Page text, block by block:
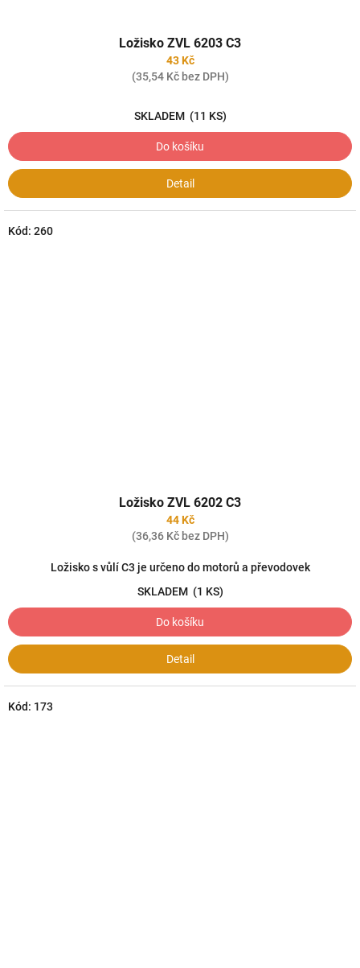
Ložisko ZVL 6203 C3
43 Kč
(35,54 Kč bez DPH)
SKLADEM (11 KS)
Do košíku
Detail
Ložisko ZVL 6202 C3
44 Kč
(36,36 Kč bez DPH)
Ložisko s vůlí C3 je určeno do motorů a převodovek
SKLADEM (1 KS)
Do košíku
Detail
Kód: 260
Kód: 173